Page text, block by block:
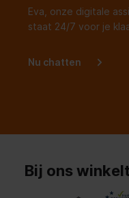
Eva, onze digitale
staat 24/7 voor je
Nu chatten
Bij ons